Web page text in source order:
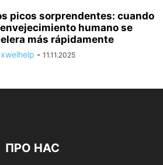
picos sorprendentes: cuando
humano se
más rápidamente
- 11.11.2025
ПРО НАС